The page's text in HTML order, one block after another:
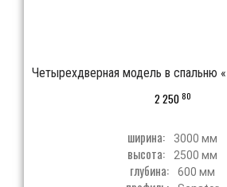
Четырехдверная модель в спальню
2 250 80
ширина: 3000 мм
высота: 2500 мм
глубина: 600 мм